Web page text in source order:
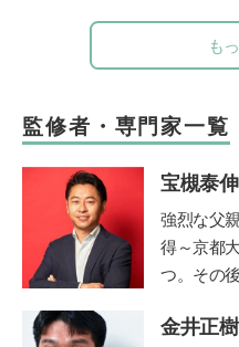
も
監修者・専門家一覧
宝槻泰伸
強烈な父
得～京都
つ。その
す。大学
金井正樹